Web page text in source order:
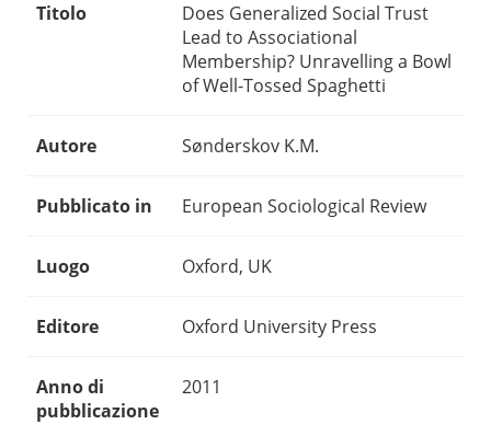
Titolo
Does Generalized Social Trust
Lead to Associational
Membership? Unravelling a Bowl
of Well-Tossed Spaghetti
Autore Sønderskov K.M.
Pubblicato in European Sociological Review
Luogo Oxford, UK
Editore Oxford University Press
Anno di
pubblicazione
2011